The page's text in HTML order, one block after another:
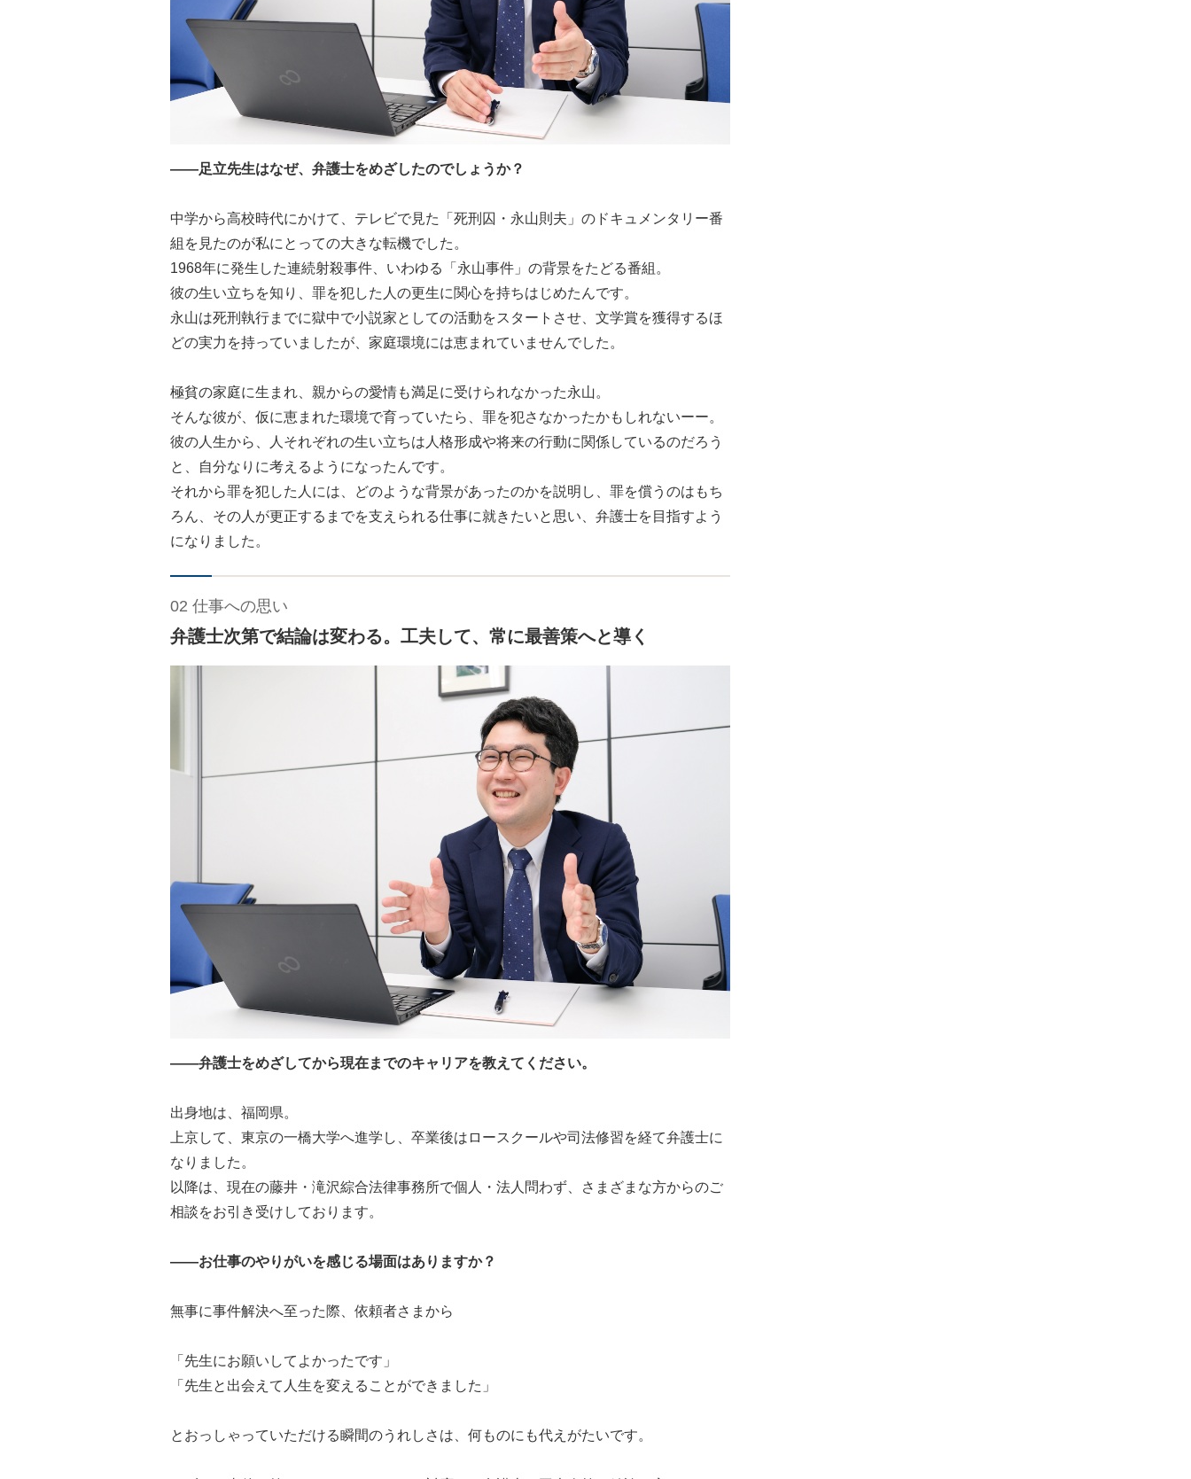
――足立先生はなぜ、弁護士をめざしたのでしょうか？
中学から高校時代にかけて、テレビで見た「死刑囚・永山則夫」のドキュメンタリー番
組を見たのが私にとっての大きな転機でした。
1968年に発生した連続射殺事件、いわゆる「永山事件」の背景をたどる番組。
彼の生い立ちを知り、罪を犯した人の更生に関心を持ちはじめたんです。
永山は死刑執行までに獄中で小説家としての活動をスタートさせ、文学賞を獲得するほ
どの実力を持っていましたが、家庭環境には恵まれていませんでした。
極貧の家庭に生まれ、親からの愛情も満足に受けられなかった永山。
そんな彼が、仮に恵まれた環境で育っていたら、罪を犯さなかったかもしれないーー。
彼の人生から、人それぞれの生い立ちは人格形成や将来の行動に関係しているのだろう
と、自分なりに考えるようになったんです。
それから罪を犯した人には、どのような背景があったのかを説明し、罪を償うのはもち
ろん、その人が更正するまでを支えられる仕事に就きたいと思い、弁護士を目指すよう
になりました。
02 仕事への思い
弁護士次第で結論は変わる。工夫して、常に最善策へと導く
――弁護士をめざしてから現在までのキャリアを教えてください。
出身地は、福岡県。
上京して、東京の一橋大学へ進学し、卒業後はロースクールや司法修習を経て弁護士に
なりました。
以降は、現在の藤井・滝沢綜合法律事務所で個人・法人問わず、さまざまな方からのご
相談をお引き受けしております。
――お仕事のやりがいを感じる場面はありますか？
無事に事件解決へ至った際、依頼者さまから
「先生にお願いしてよかったです」
「先生と出会えて人生を変えることができました」
とおっしゃっていただける瞬間のうれしさは、何ものにも代えがたいです。